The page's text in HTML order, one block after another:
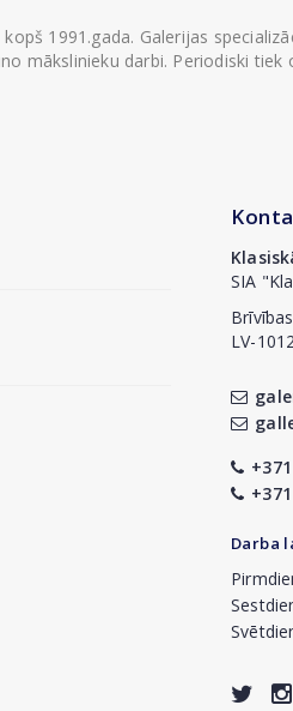
1991.gada. Galerijas
mākslinieku darbi. Periodiski
SIA
LV-
Darba